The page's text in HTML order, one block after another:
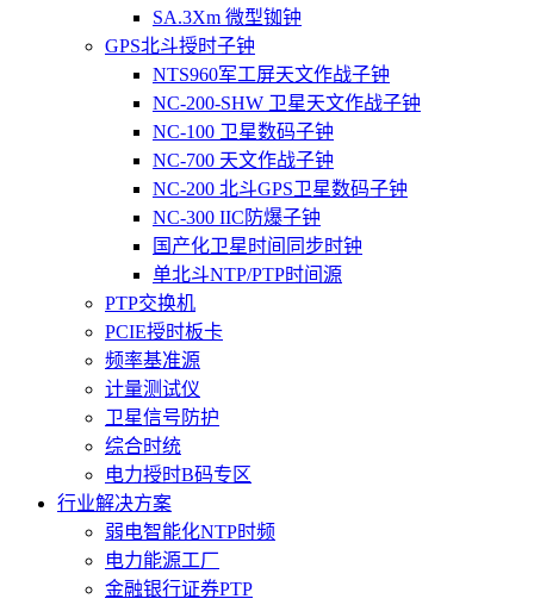
SA.3Xm 微型铷钟
GPS北斗授时子钟
NTS960军工屏天文作战子钟
NC-200-SHW 卫星天文作战子钟
NC-100 卫星数码子钟
NC-700 天文作战子钟
NC-200 北斗GPS卫星数码子钟
NC-300 IIC防爆子钟
国产化卫星时间同步时钟
单北斗NTP/PTP时间源
PTP交换机
PCIE授时板卡
频率基准源
计量测试仪
卫星信号防护
综合时统
电力授时B码专区
行业解决方案
弱电智能化NTP时频
电力能源工厂
金融银行证券PTP